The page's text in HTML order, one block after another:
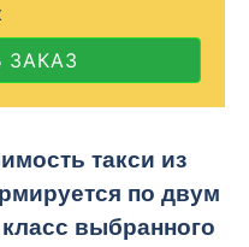
такси из
по двум
выбранного